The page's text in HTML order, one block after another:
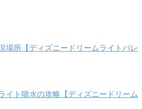
場所【ディズニードリームライトバレ
イト噴水の攻略【ディズニードリーム